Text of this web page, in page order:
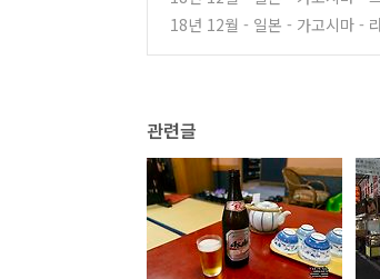
18년 12월 - 일본 - 가고시마 -
관련글